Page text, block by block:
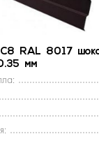
С8 RAL 8017
мм